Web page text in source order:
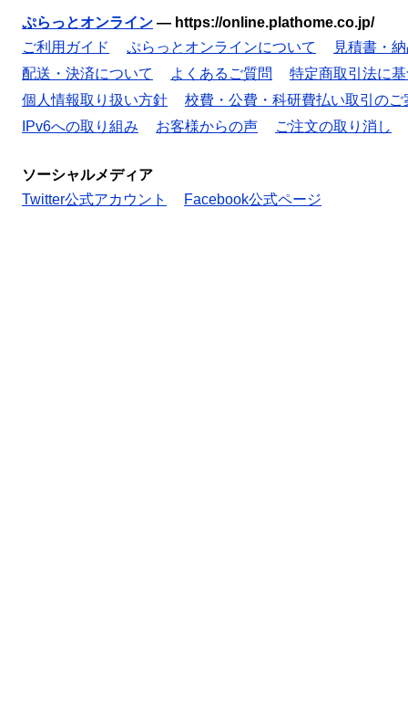
ぷらっとオンライン — https://online.plathome.co.jp/
ご利用ガイド
ぷらっとオンラインについて
見積書・
配送・決済について
よくあるご質問
特定商取引法に
個人情報取り扱い方針
校費・公費・科研費払い取引のご
IPv6への取り組み
お客様からの声 ご注文の取り消し
ソーシャルメディア
Twitter公式アカウント
Facebook公式ページ